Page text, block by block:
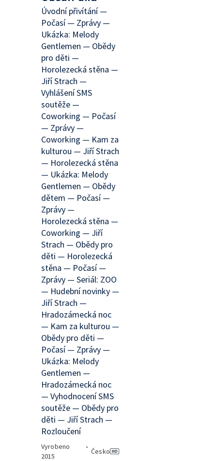
Úvodní přivítání —
Počasí — Zprávy —
Ukázka: Melody
Gentlemen — Obědy
pro děti —
Horolezecká stěna —
Jiří Strach —
Vyhlášení SMS
soutěže —
Coworking — Počasí
— Zprávy —
Coworking — Kam za
kulturou — Jiří Strach
— Horolezecká stěna
— Ukázka: Melody
Gentlemen — Obědy
dětem — Počasí —
Zprávy —
Horolezecká stěna —
Coworking — Jiří
Strach — Obědy pro
děti — Horolezecká
stěna — Počasí —
Zprávy — Seriál: ZOO
— Hudební novinky —
Jiří Strach —
Hradozámecká noc
— Kam za kulturou —
Obědy pro děti —
Počasí — Zprávy —
Ukázka: Melody
Gentlemen —
Hradozámecká noc
— Vyhodnocení SMS
soutěže — Obědy pro
děti — Jiří Strach —
Rozloučení
Vyrobeno
2015
•
Česko